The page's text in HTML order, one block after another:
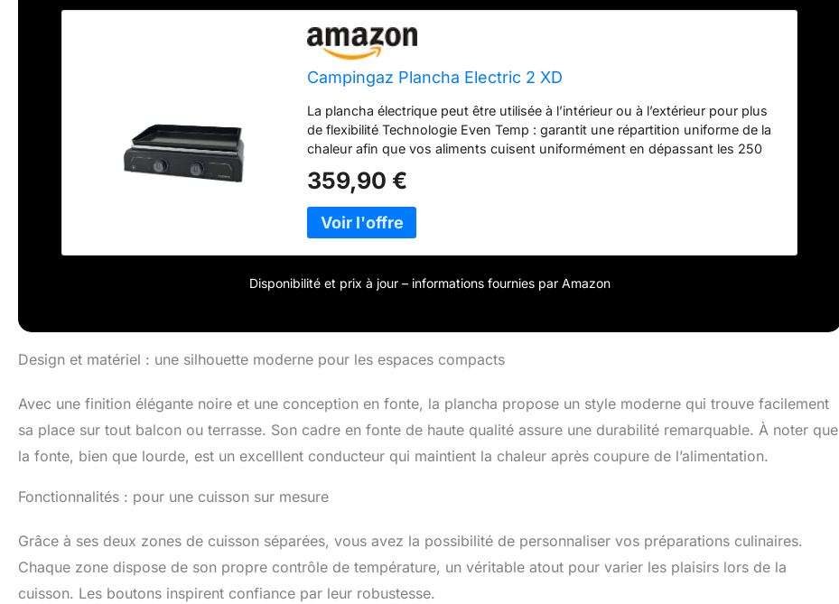
Campingaz Plancha Electric 2 XD
La plancha électrique peut être utilisée à l’intérieur ou à l’extérieur pour plus
de flexibilité Technologie Even Temp : garantit une répartition uniforme de la
chaleur afin que vos aliments cuisent uniformément en dépassant les 250
fonctionne à pile et les piles sont fournies. Surface de cuisson extra large
avec plein d’espace pour les grillades Nettoyage facile : Le revêtement
émaillé de la surface de cuisson de la plancha permet de nettoyer en un rien
de temps
359,90 €
Disponibilité et prix à jour – informations fournies par Amazon
Design et matériel : une silhouette moderne pour les espaces compacts
Avec une finition élégante noire et une conception en fonte, la plancha propose un style moderne qui trouve facilement
sa place sur tout balcon ou terrasse. Son cadre en fonte de haute qualité assure une durabilité remarquable. À noter que
la fonte, bien que lourde, est un excelllent conducteur qui maintient la chaleur après coupure de l’alimentation.
Fonctionnalités : pour une cuisson sur mesure
Grâce à ses deux zones de cuisson séparées, vous avez la possibilité de personnaliser vos préparations culinaires.
Chaque zone dispose de son propre contrôle de température, un véritable atout pour varier les plaisirs lors de la
cuisson. Les boutons inspirent confiance par leur robustesse.